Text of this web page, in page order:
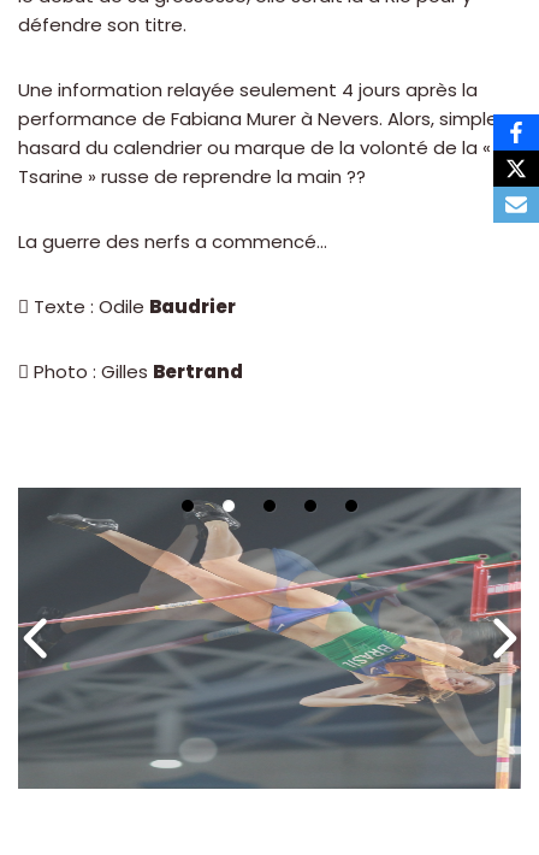
défendre son titre.
Une information relayée seulement 4 jours après la
performance de Fabiana Murer à Nevers. Alors, simple
hasard du calendrier ou marque de la volonté de la «
Tsarine » russe de reprendre la main ??
La guerre des nerfs a commencé…
 Texte : Odile Baudrier
 Photo : Gilles Bertrand